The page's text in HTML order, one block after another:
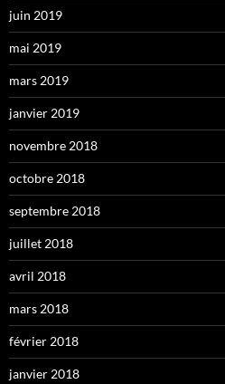
juin 2019
mai 2019
mars 2019
janvier 2019
novembre 2018
octobre 2018
septembre 2018
juillet 2018
avril 2018
mars 2018
février 2018
janvier 2018